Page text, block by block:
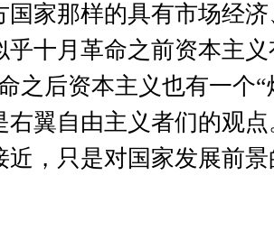
国家那样的具有市场经
乎十月革命之前资本主
之后资本主义也有一个
右翼自由主义者们的观
近，只是对国家发展前